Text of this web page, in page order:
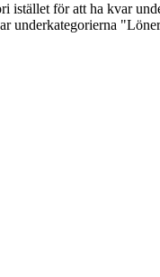
istället för att ha kvar
underkategorierna